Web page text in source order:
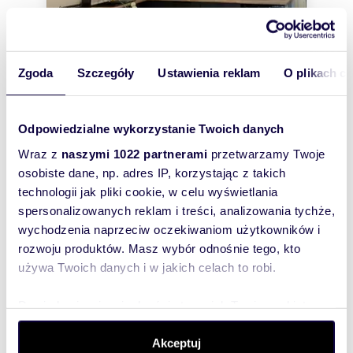
Zgoda Szczegóły Ustawienia reklam O plikach
Odpowiedzialne wykorzystanie Twoich danych
Wraz z naszymi 1022 partnerami przetwarzamy Twoje
osobiste dane, np. adres IP, korzystając z takich
technologii jak pliki cookie, w celu wyświetlania
spersonalizowanych reklam i treści, analizowania tychże,
wychodzenia naprzeciw oczekiwaniom użytkowników i
rozwoju produktów. Masz wybór odnośnie tego, kto
używa Twoich danych i w jakich celach to robi.
dane są przetwarzane oraz ustaw własne preferencje w
. W Deklaracji plików cookie możesz
Akceptuj
Wynajmę nowoczesne studio 33 m² w
centrum Łodzi
1 800 zł /mc + czynsz: 550 zł
mieszkanie Łódź, Śródmieście,
Śródmieście, Targowa
Przedstawiamy nowoczesne i stylowe studio o
powierzchni 33m 2 w nowym apartamentowcu
DIASFERA, przy ul. Targowej, tuż przy Galer...